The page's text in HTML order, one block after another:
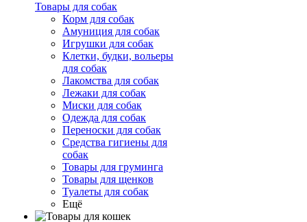
Товары для собак
Корм для собак
Амуниция для собак
Игрушки для собак
Клетки, будки, вольеры
для собак
Лакомства для собак
Лежаки для собак
Миски для собак
Одежда для собак
Переноски для собак
Средства гигиены для
собак
Товары для груминга
Товары для щенков
Туалеты для собак
Ещё